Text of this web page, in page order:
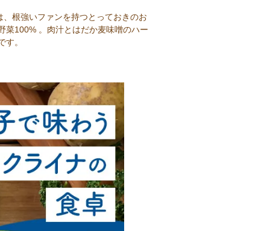
根強いファンを持つとっておきのお
菜100% 。肉汁とはだか麦味噌のハー
。